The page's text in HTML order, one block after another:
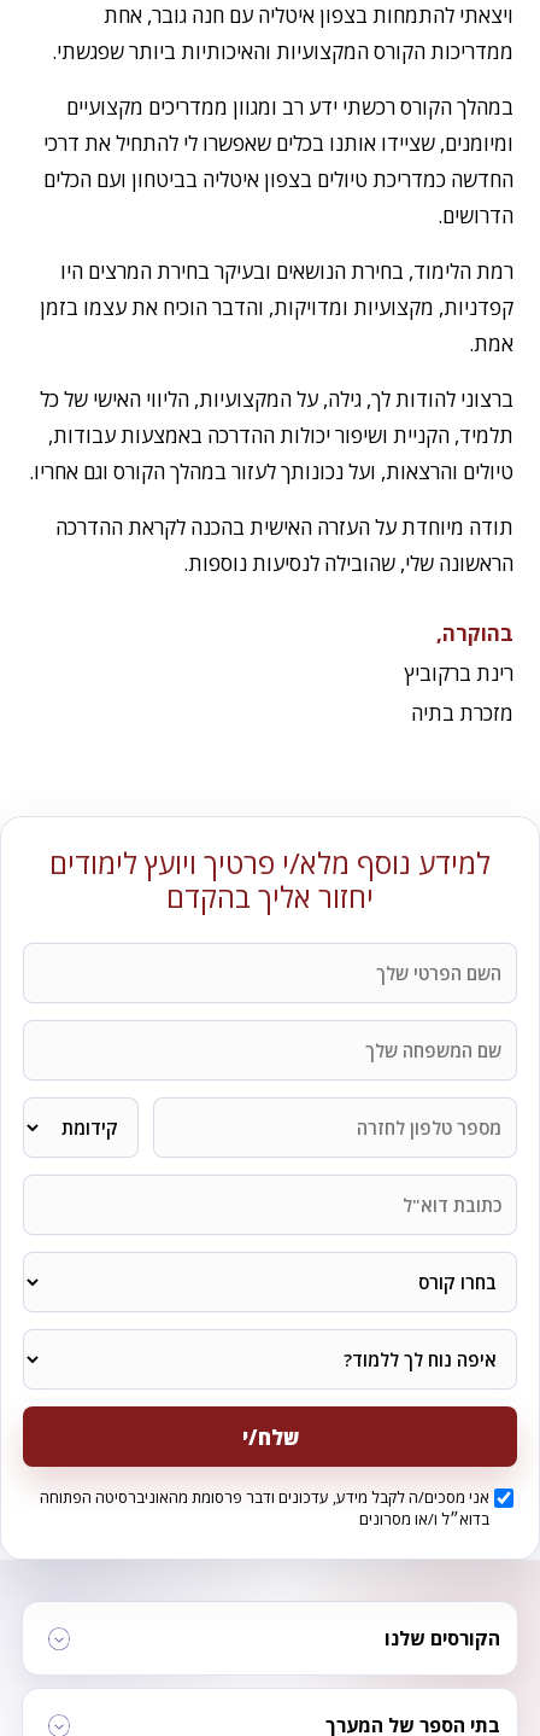
ויצאתי להתמחות בצפון איטליה עם חנה גובר, אחת
ממדריכות הקורס המקצועיות והאיכותיות ביותר שפגשתי.
במהלך הקורס רכשתי ידע רב ומגוון ממדריכים מקצועיים
ומיומנים, שציידו אותנו בכלים שאפשרו לי להתחיל את דרכי
החדשה כמדריכת טיולים בצפון איטליה בביטחון ועם הכלים
הדרושים.
רמת הלימוד, בחירת הנושאים ובעיקר בחירת המרצים היו
קפדניות, מקצועיות ומדויקות, והדבר הוכיח את עצמו בזמן
אמת.
ברצוני להודות לך, גילה, על המקצועיות, הליווי האישי של כל
תלמיד, הקניית ושיפור יכולות ההדרכה באמצעות עבודות,
טיולים והרצאות, ועל נכונותך לעזור במהלך הקורס וגם אחריו.
תודה מיוחדת על העזרה האישית בהכנה לקראת ההדרכה
הראשונה שלי, שהובילה לנסיעות נוספות.
בהוקרה,
רינת ברקוביץ
מזכרת בתיה
למידע נוסף מלא/י פרטיך ויועץ לימודים
יחזור אליך בהקדם
שם
פרטי
שם
משפחה
טלפון
קידומת
דואר
אלקטרוני
בחירת
קורס
בחירת
אזור
לימוד
שלח/י
אני מסכים/ה לקבל מידע, עדכונים ודבר פרסומת מהאוניברסיטה הפתוחה
בדוא״ל ו/או מסרונים
הקורסים שלנו
בתי הספר של המערך